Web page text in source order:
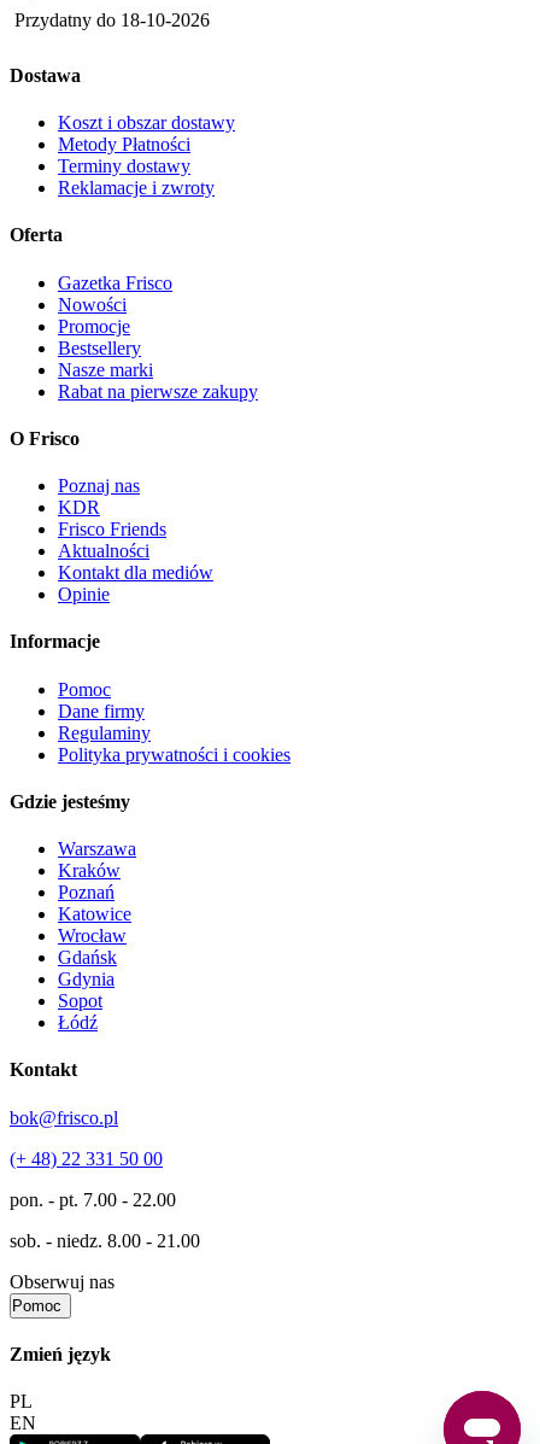
Przydatny do 18-10-2026
Dostawa
Koszt i obszar dostawy
Metody Płatności
Terminy dostawy
Reklamacje i zwroty
Oferta
Gazetka Frisco
Nowości
Promocje
Bestsellery
Nasze marki
Rabat na pierwsze zakupy
O Frisco
Poznaj nas
KDR
Frisco Friends
Aktualności
Kontakt dla mediów
Opinie
Informacje
Pomoc
Dane firmy
Regulaminy
Polityka prywatności i cookies
Gdzie jesteśmy
Warszawa
Kraków
Poznań
Katowice
Wrocław
Gdańsk
Gdynia
Sopot
Łódź
Kontakt
bok@frisco.pl
(+ 48) 22 331 50 00
pon. - pt. 7.00 - 22.00
sob. - niedz. 8.00 - 21.00
Obserwuj nas
Pomoc
Zmień język
PL
EN